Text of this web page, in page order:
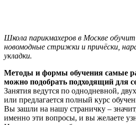
Школа парикмахеров в Москве
новомодные стрижки и причёски,
укладки.
Методы и формы обучения самые
можно подобрать подходящий для
Занятия ведутся по однодневной,
или предлагается полный курс
Вы зашли на нашу страничку –
именно эти вопросы, и вы желаете